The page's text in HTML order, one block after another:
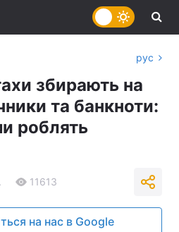
рус
збирають на
та банкноти:
роблять
11613
на нас в Google